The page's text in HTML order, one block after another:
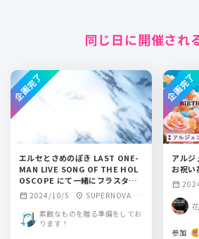
同じ日に開催され
エルセとさめのぽき LAST ONE-
MAN LIVE SONG OF THE HOL
OSCOPE にて一緒にフラスタを
贈りませんか？
calendar_month 2024/10/5 location_on SUPERNOVA Ka
wasaki
素敵なものを贈る準備をしてお
ります！
企画完了
アルジ
お祝い
calendar_month
参加
企画完了